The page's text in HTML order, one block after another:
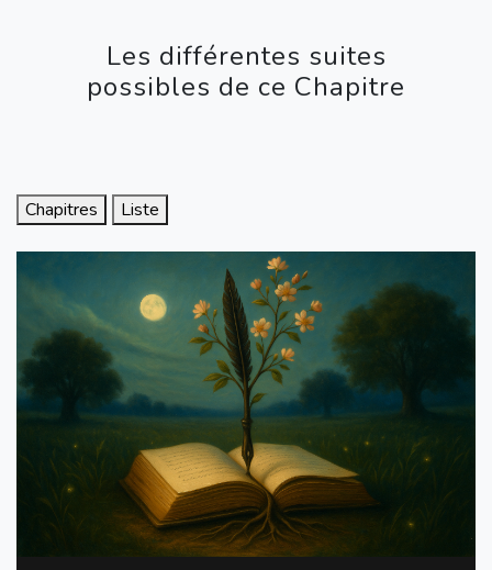
Les différentes suites
possibles de ce Chapitre
Chapitres Liste